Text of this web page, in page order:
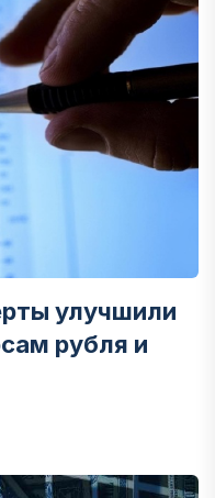
улучшили
рубля и